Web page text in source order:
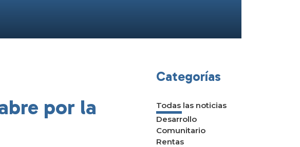
por la
Categorías
Todas las noticias
Desarrollo
Comunitario
Rentas